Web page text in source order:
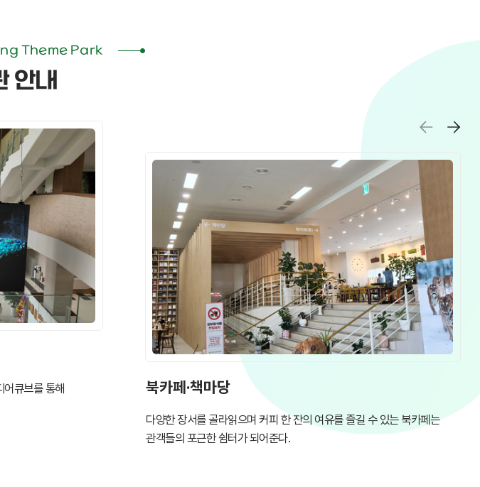
Theme Park
안내
어큐브를 통해
북카페·책마당
다양한 장서를 골라읽으며 커피 한 잔의 여유를 즐길 수 있는 북카페는
관객들의 포근한 쉼터가 되어준다.